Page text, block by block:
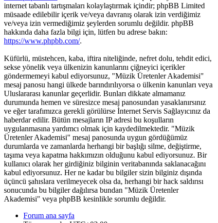
internet tabanlı tartışmaları kolaylaştırmak içindir; phpBB Limited
müsaade edilebilir içerik ve/veya davranış olarak izin verdiğimiz
ve/veya izin vermediğimiz şeylerden sorumlu değildir. phpBB
hakkında daha fazla bilgi için, lütfen bu adrese bakın:
https://www.phpbb.com/.
Küfürlü, müstehcen, kaba, iftira niteliğinde, nefret dolu, tehdit edici,
sekse yönelik veya ülkenizin kanunlarını çiğneyici içerikler
göndermemeyi kabul ediyorsunuz, "Müzik Üretenler Akademisi"
mesaj panosu hangi ülkede barındırılıyorsa o ülkenin kanunları veya
Uluslararası kanunlar geçerlidir. Bunları dikkate almamanız
durumunda hemen ve süresizce mesaj panosundan yasaklanırsınız
ve eğer tarafımızca gerekli görülürse İnternet Servis Sağlayıcınız da
haberdar edilir. Bütün mesajların IP adresi bu koşulların
uygulanmasına yardımcı olmak için kaydedilmektedir. "Müzik
Üretenler Akademisi" mesaj panosunda uygun gördüğümüz
durumlarda ve zamanlarda herhangi bir başlığı silme, değiştirme,
taşıma veya kapatma hakkımızın olduğunu kabul ediyorsunuz. Bir
kullanıcı olarak her girdiğiniz bilginin veritabanında saklanacağını
kabul ediyorsunuz. Her ne kadar bu bilgiler sizin bilginiz dışında
üçüncü şahıslara verilmeyecek olsa da, herhangi bir hack saldırısı
sonucunda bu bilgiler dağılırsa bundan "Müzik Üretenler
Akademisi" veya phpBB kesinlikle sorumlu değildir.
Forum ana sayfa